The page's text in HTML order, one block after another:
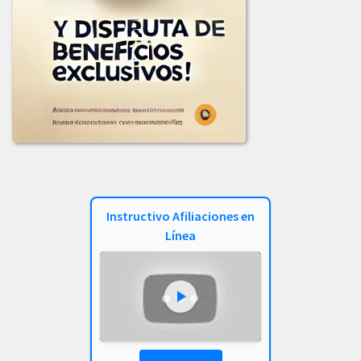
INFORME_LICITACION_OFERTAS_001-2024.pdf
LICITACION_2024-001.PDF
LICITACION_No_002-2024.pdf
COMUNICADO_LICITACION-002-2023.pdf
INFORME_EVALUACION_COMIT_COMPRAS_LIC_-001-2023.pdf
INF_EVALUACION_COMITE_COMPRAS_LIC-002-2023.pdf
LICITACION_003_DE_2023.PDF
LICITACION_DE_OFERTAS_002-2023.PDF
Instructivo Afiliaciones en
Línea